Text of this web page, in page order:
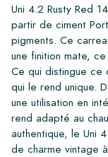
Uni 4.2 Rusty Red
partir de ciment
pigments. Ce
une finition mate,
Ce qui distingue ce
qui le rend unique.
une utilisation en
rend adapté au
authentique, le Uni
de charme vintage